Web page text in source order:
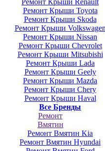
Ремонт Крыши Renault
Ремонт Крыши Toyota
Ремонт Крыши Skoda
Ремонт Крыши Volkswagen
Ремонт Крыши Nissan
Ремонт Крыши Chevrolet
Ремонт Крыши Mitsubishi
Ремонт Крыши Lada
Ремонт Крыши Geely
Ремонт Крыши Mazda
Ремонт Крыши Chery
Ремонт Крыши Haval
Все Бренды
Ремонт
Вмятин
Ремонт Вмятин Kia
Ремонт Вмятин Hyundai